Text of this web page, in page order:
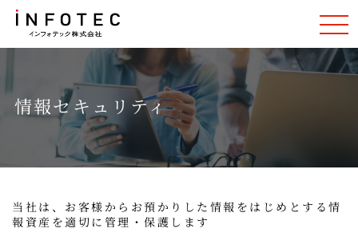
情報セキュリティ
当社は、お客様からお預かりした情報をはじめとする情
報資産を適切に管理・保護します